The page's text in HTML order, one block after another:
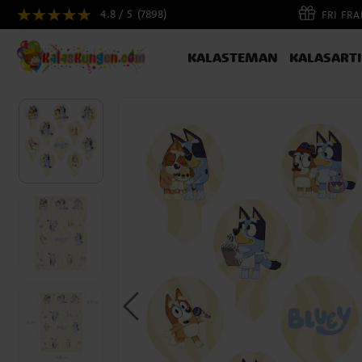
4.8 / 5 (7898) FRI
KALASTEMAN